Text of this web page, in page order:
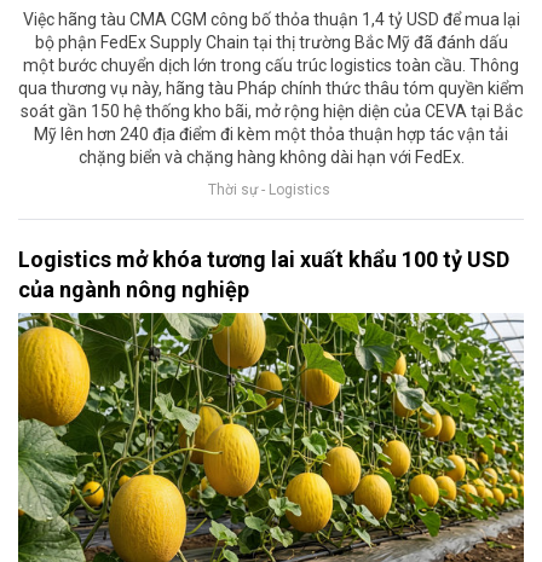
Việc hãng tàu CMA CGM công bố thỏa thuận 1,4 tỷ USD để mua lại
bộ phận FedEx Supply Chain tại thị trường Bắc Mỹ đã đánh dấu
một bước chuyển dịch lớn trong cấu trúc logistics toàn cầu. Thông
qua thương vụ này, hãng tàu Pháp chính thức thâu tóm quyền kiểm
soát gần 150 hệ thống kho bãi, mở rộng hiện diện của CEVA tại Bắc
Mỹ lên hơn 240 địa điểm đi kèm một thỏa thuận hợp tác vận tải
chặng biển và chặng hàng không dài hạn với FedEx.
Thời sự - Logistics
Logistics mở khóa tương lai xuất khẩu 100 tỷ USD
của ngành nông nghiệp